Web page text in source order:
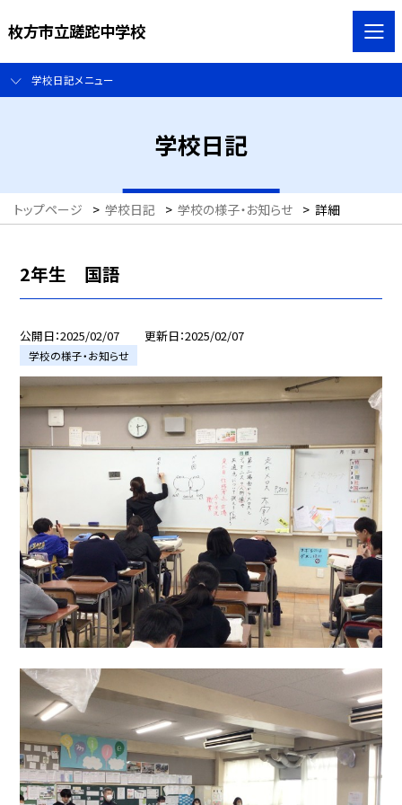
枚方市立蹉跎中学校
学校日記メニュー
学校日記
トップページ > 学校日記 > 学校の様子・お知らせ > 詳細
2年生 国語
公開日 2025/02/07 更新日 2025/02/07
学校の様子・お知らせ